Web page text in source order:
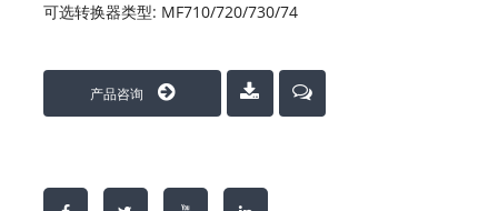
可选转换器类型: MF710/720/730/74
产品咨询